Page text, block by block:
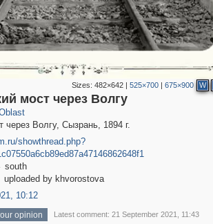
Sizes:482×642 |525×700 |675×900 W
мост через Волгу
29,248
через Волгу, Сызрань, 1894 г.
showthread.php?
south
uploaded by khvorostova
10:12
opinion Latest comment: 21 September 2021, 11:43